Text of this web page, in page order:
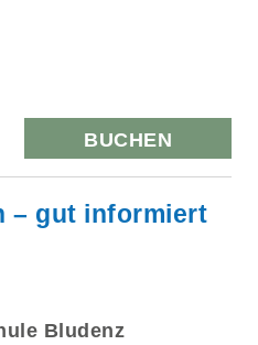
BUCHEN
– gut informiert
Bludenz